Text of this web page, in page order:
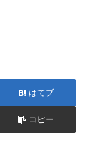
はてブ
コピー